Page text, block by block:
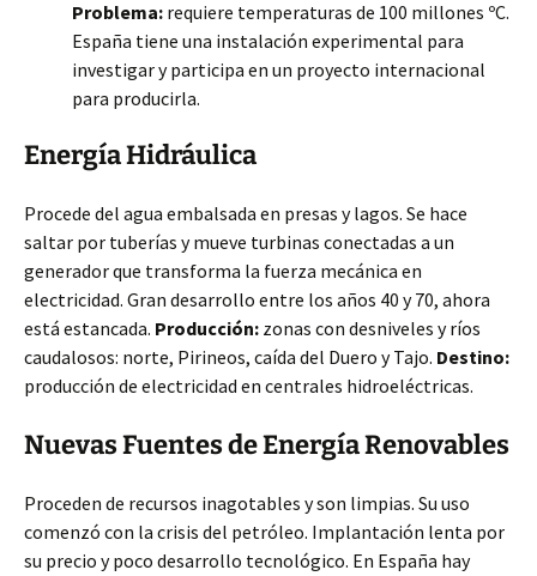
Problema: requiere temperaturas de 100 millones ºC.
España tiene una instalación experimental para
investigar y participa en un proyecto internacional
para producirla.
Energía Hidráulica
Procede del agua embalsada en presas y lagos. Se hace
saltar por tuberías y mueve turbinas conectadas a un
generador que transforma la fuerza mecánica en
electricidad. Gran desarrollo entre los años 40 y 70, ahora
está estancada. Producción: zonas con desniveles y ríos
caudalosos: norte, Pirineos, caída del Duero y Tajo. Destino:
producción de electricidad en centrales hidroeléctricas.
Nuevas Fuentes de Energía Renovables
Proceden de recursos inagotables y son limpias. Su uso
comenzó con la crisis del petróleo. Implantación lenta por
su precio y poco desarrollo tecnológico. En España hay